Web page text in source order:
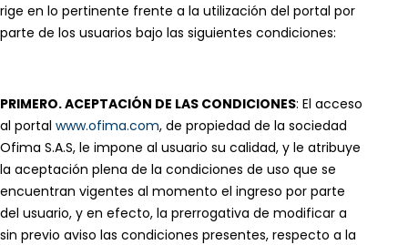
rige en lo pertinente frente a la utilización del portal por
parte de los usuarios bajo las siguientes condiciones:
PRIMERO. ACEPTACIÓN DE LAS CONDICIONES: El acceso
al portal www.ofima.com, de propiedad de la sociedad
Ofima S.A.S, le impone al usuario su calidad, y le atribuye
la aceptación plena de la condiciones de uso que se
encuentran vigentes al momento el ingreso por parte
del usuario, y en efecto, la prerrogativa de modificar a
sin previo aviso las condiciones presentes, respecto a la